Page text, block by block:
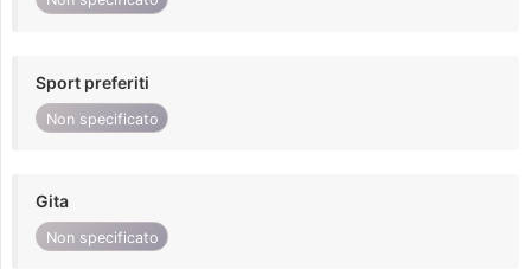
Sport preferiti
Non specificato
Gita
Non specificato